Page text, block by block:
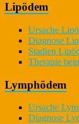
Lipödem
Ursache
Diagnose
Stadien
Therapie
Lymphödem
Ursache
Diagnose